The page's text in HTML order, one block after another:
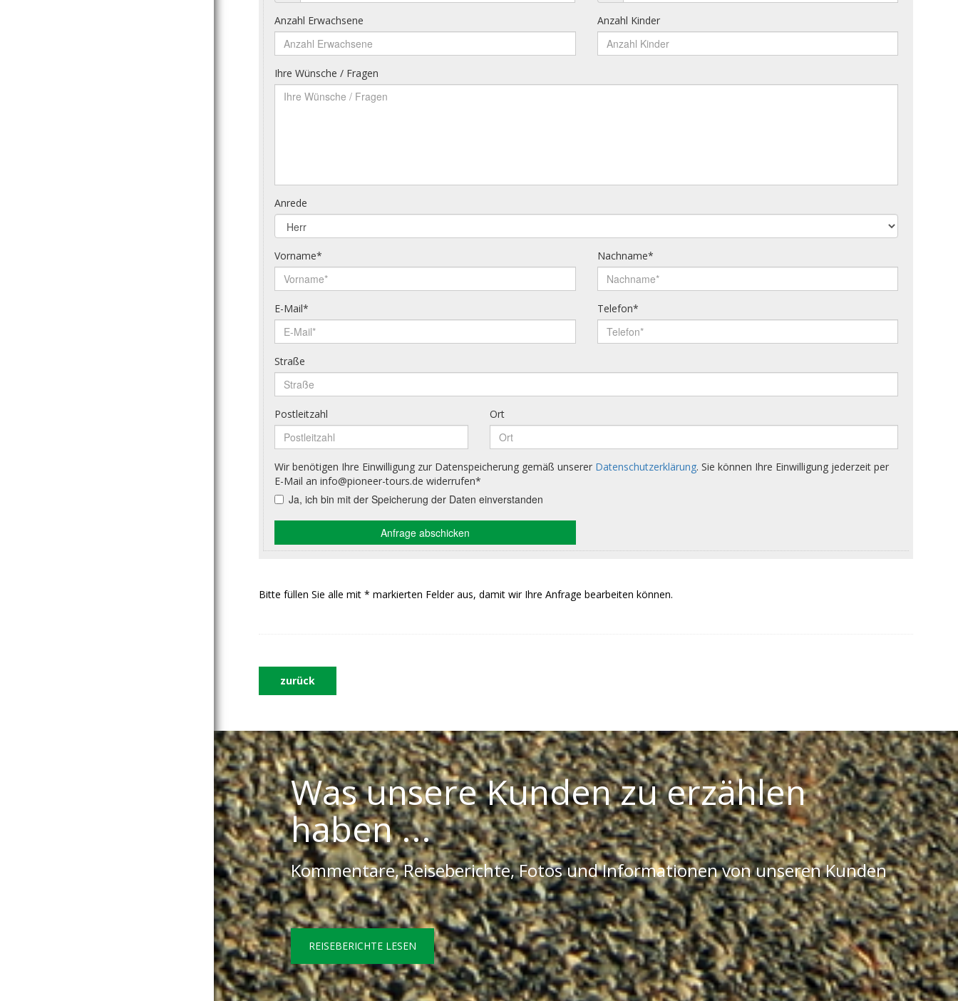
Bitte füllen Sie alle mit * markierten Felder aus, damit wir Ihre Anfrage bearbeiten können.
zurück
Was unsere Kunden zu erzählen
haben ...
Kommentare, Reiseberichte, Fotos und Informationen von unseren Kunden
REISEBERICHTE LESEN